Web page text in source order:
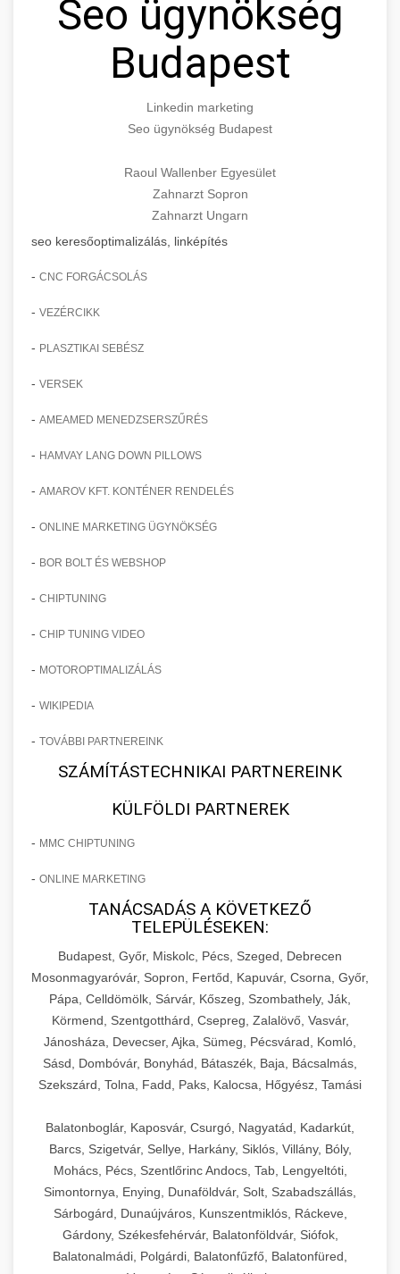
Seo ügynökség
Budapest
Linkedin marketing
Seo ügynökség Budapest
Raoul Wallenber Egyesület
Zahnarzt Sopron
Zahnarzt Ungarn
seo keresőoptimalizálás, linképítés
- CNC FORGÁCSOLÁS
- VEZÉRCIKK
- PLASZTIKAI SEBÉSZ
- VERSEK
- AMEAMED MENEDZSERSZŰRÉS
- HAMVAY LANG DOWN PILLOWS
- AMAROV KFT. KONTÉNER RENDELÉS
- ONLINE MARKETING ÜGYNÖKSÉG
- BOR BOLT ÉS WEBSHOP
- CHIPTUNING
- CHIP TUNING VIDEO
- MOTOROPTIMALIZÁLÁS
- WIKIPEDIA
- TOVÁBBI PARTNEREINK
SZÁMÍTÁSTECHNIKAI PARTNEREINK
KÜLFÖLDI PARTNEREK
- MMC CHIPTUNING
- ONLINE MARKETING
TANÁCSADÁS A KÖVETKEZŐ
TELEPÜLÉSEKEN:
Budapest, Győr, Miskolc, Pécs, Szeged, Debrecen
Mosonmagyaróvár, Sopron, Fertőd, Kapuvár, Csorna, Győr,
Pápa, Celldömölk, Sárvár, Kőszeg, Szombathely, Ják,
Körmend, Szentgotthárd, Csepreg, Zalalövő, Vasvár,
Jánosháza, Devecser, Ajka, Sümeg, Pécsvárad, Komló,
Sásd, Dombóvár, Bonyhád, Bátaszék, Baja, Bácsalmás,
Szekszárd, Tolna, Fadd, Paks, Kalocsa, Hőgyész, Tamási
Balatonboglár, Kaposvár, Csurgó, Nagyatád, Kadarkút,
Barcs, Szigetvár, Sellye, Harkány, Siklós, Villány, Bóly,
Mohács, Pécs, Szentlőrinc Andocs, Tab, Lengyeltóti,
Simontornya, Enying, Dunaföldvár, Solt, Szabadszállás,
Sárbogárd, Dunaújváros, Kunszentmiklós, Ráckeve,
Gárdony, Székesfehérvár, Balatonföldvár, Siófok,
Balatonalmádi, Polgárdi, Balatonfűzfő, Balatonfüred,